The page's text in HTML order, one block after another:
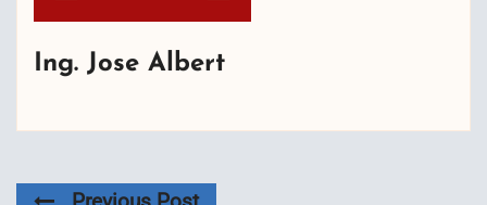
Ing. Jose Albert